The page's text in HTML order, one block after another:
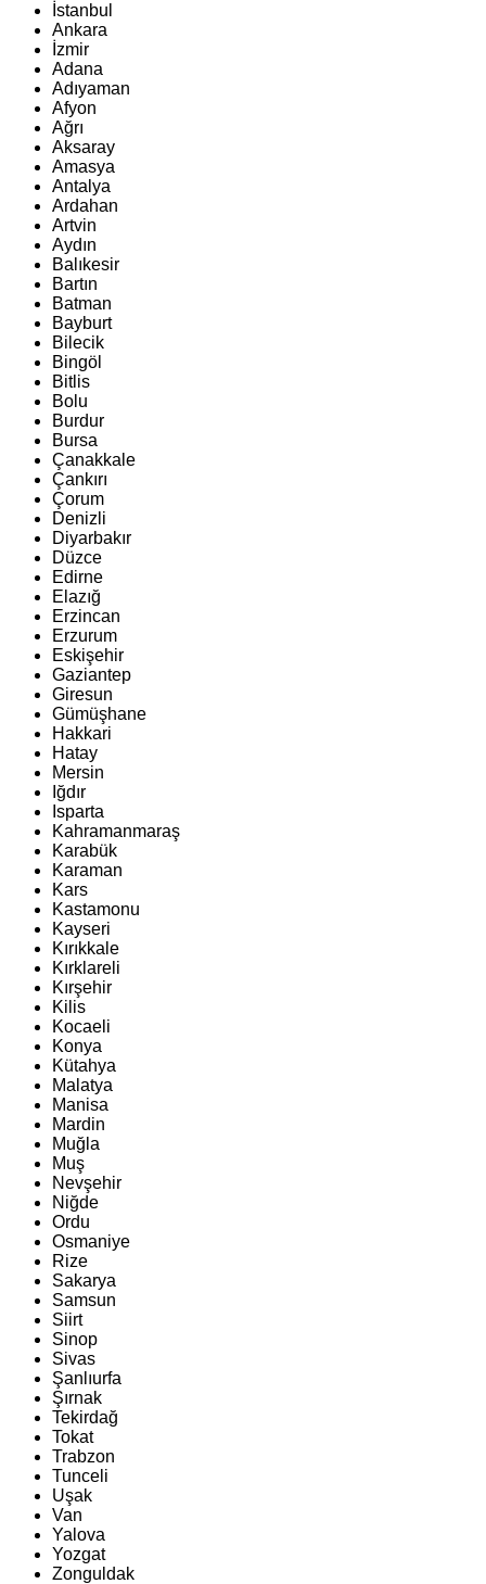
İstanbul
Ankara
İzmir
Adana
Adıyaman
Afyon
Ağrı
Aksaray
Amasya
Antalya
Ardahan
Artvin
Aydın
Balıkesir
Bartın
Batman
Bayburt
Bilecik
Bingöl
Bitlis
Bolu
Burdur
Bursa
Çanakkale
Çankırı
Çorum
Denizli
Diyarbakır
Düzce
Edirne
Elazığ
Erzincan
Erzurum
Eskişehir
Gaziantep
Giresun
Gümüşhane
Hakkari
Hatay
Mersin
Iğdır
Isparta
Kahramanmaraş
Karabük
Karaman
Kars
Kastamonu
Kayseri
Kırıkkale
Kırklareli
Kırşehir
Kilis
Kocaeli
Konya
Kütahya
Malatya
Manisa
Mardin
Muğla
Muş
Nevşehir
Niğde
Ordu
Osmaniye
Rize
Sakarya
Samsun
Siirt
Sinop
Sivas
Şanlıurfa
Şırnak
Tekirdağ
Tokat
Trabzon
Tunceli
Uşak
Van
Yalova
Yozgat
Zonguldak